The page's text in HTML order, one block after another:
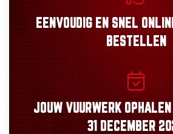
EENVOUDIGEN SNEL
BESTELLEN
JOUW VUURWERK OPHALEN
31 DECEMBER